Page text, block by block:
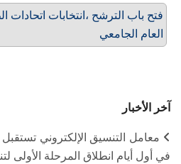
فتح باب الترشح ،انتخابات
العام الجامعي
آخر الأخبار
في أول أيام انطلاق المرحلة الأولى